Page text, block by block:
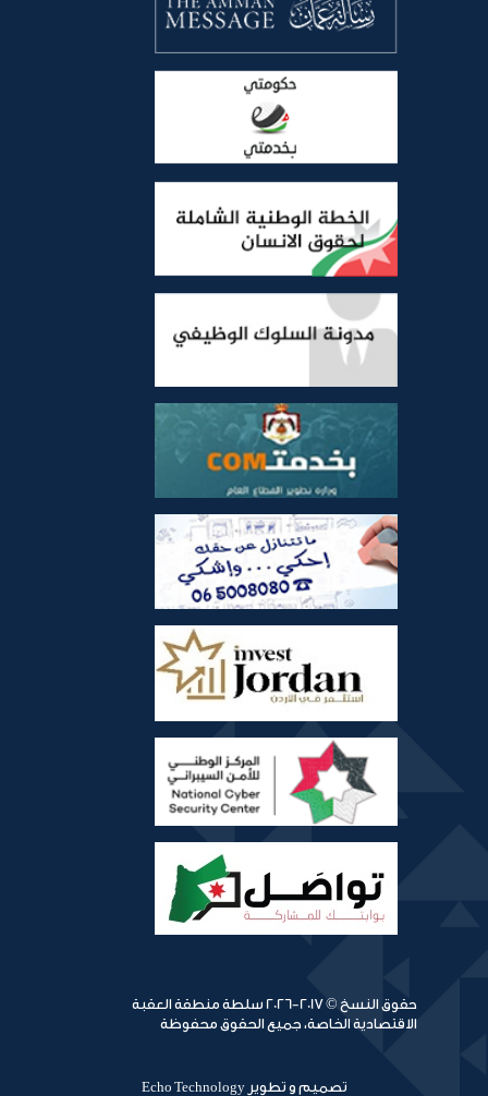
حقوق النسخ © 2017-2026 سلطة منطقة العقبة
الاقتصادية الخاصة، جميع الحقوق محفوظة
تصميم و تطوير Echo Technology